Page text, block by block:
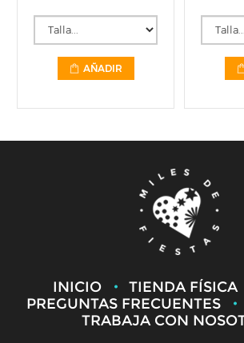
AÑADIR
INICIO TIENDA FÍSICA
PREGUNTAS FRECUENTES
TRABAJA CON